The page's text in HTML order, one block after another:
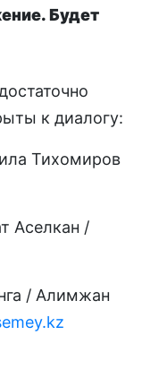
Будет
к диалогу:
Тихомиров
Аселкан /
/ Алимжан